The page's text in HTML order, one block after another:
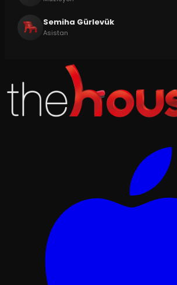
Semiha Gürlevük
Asistan